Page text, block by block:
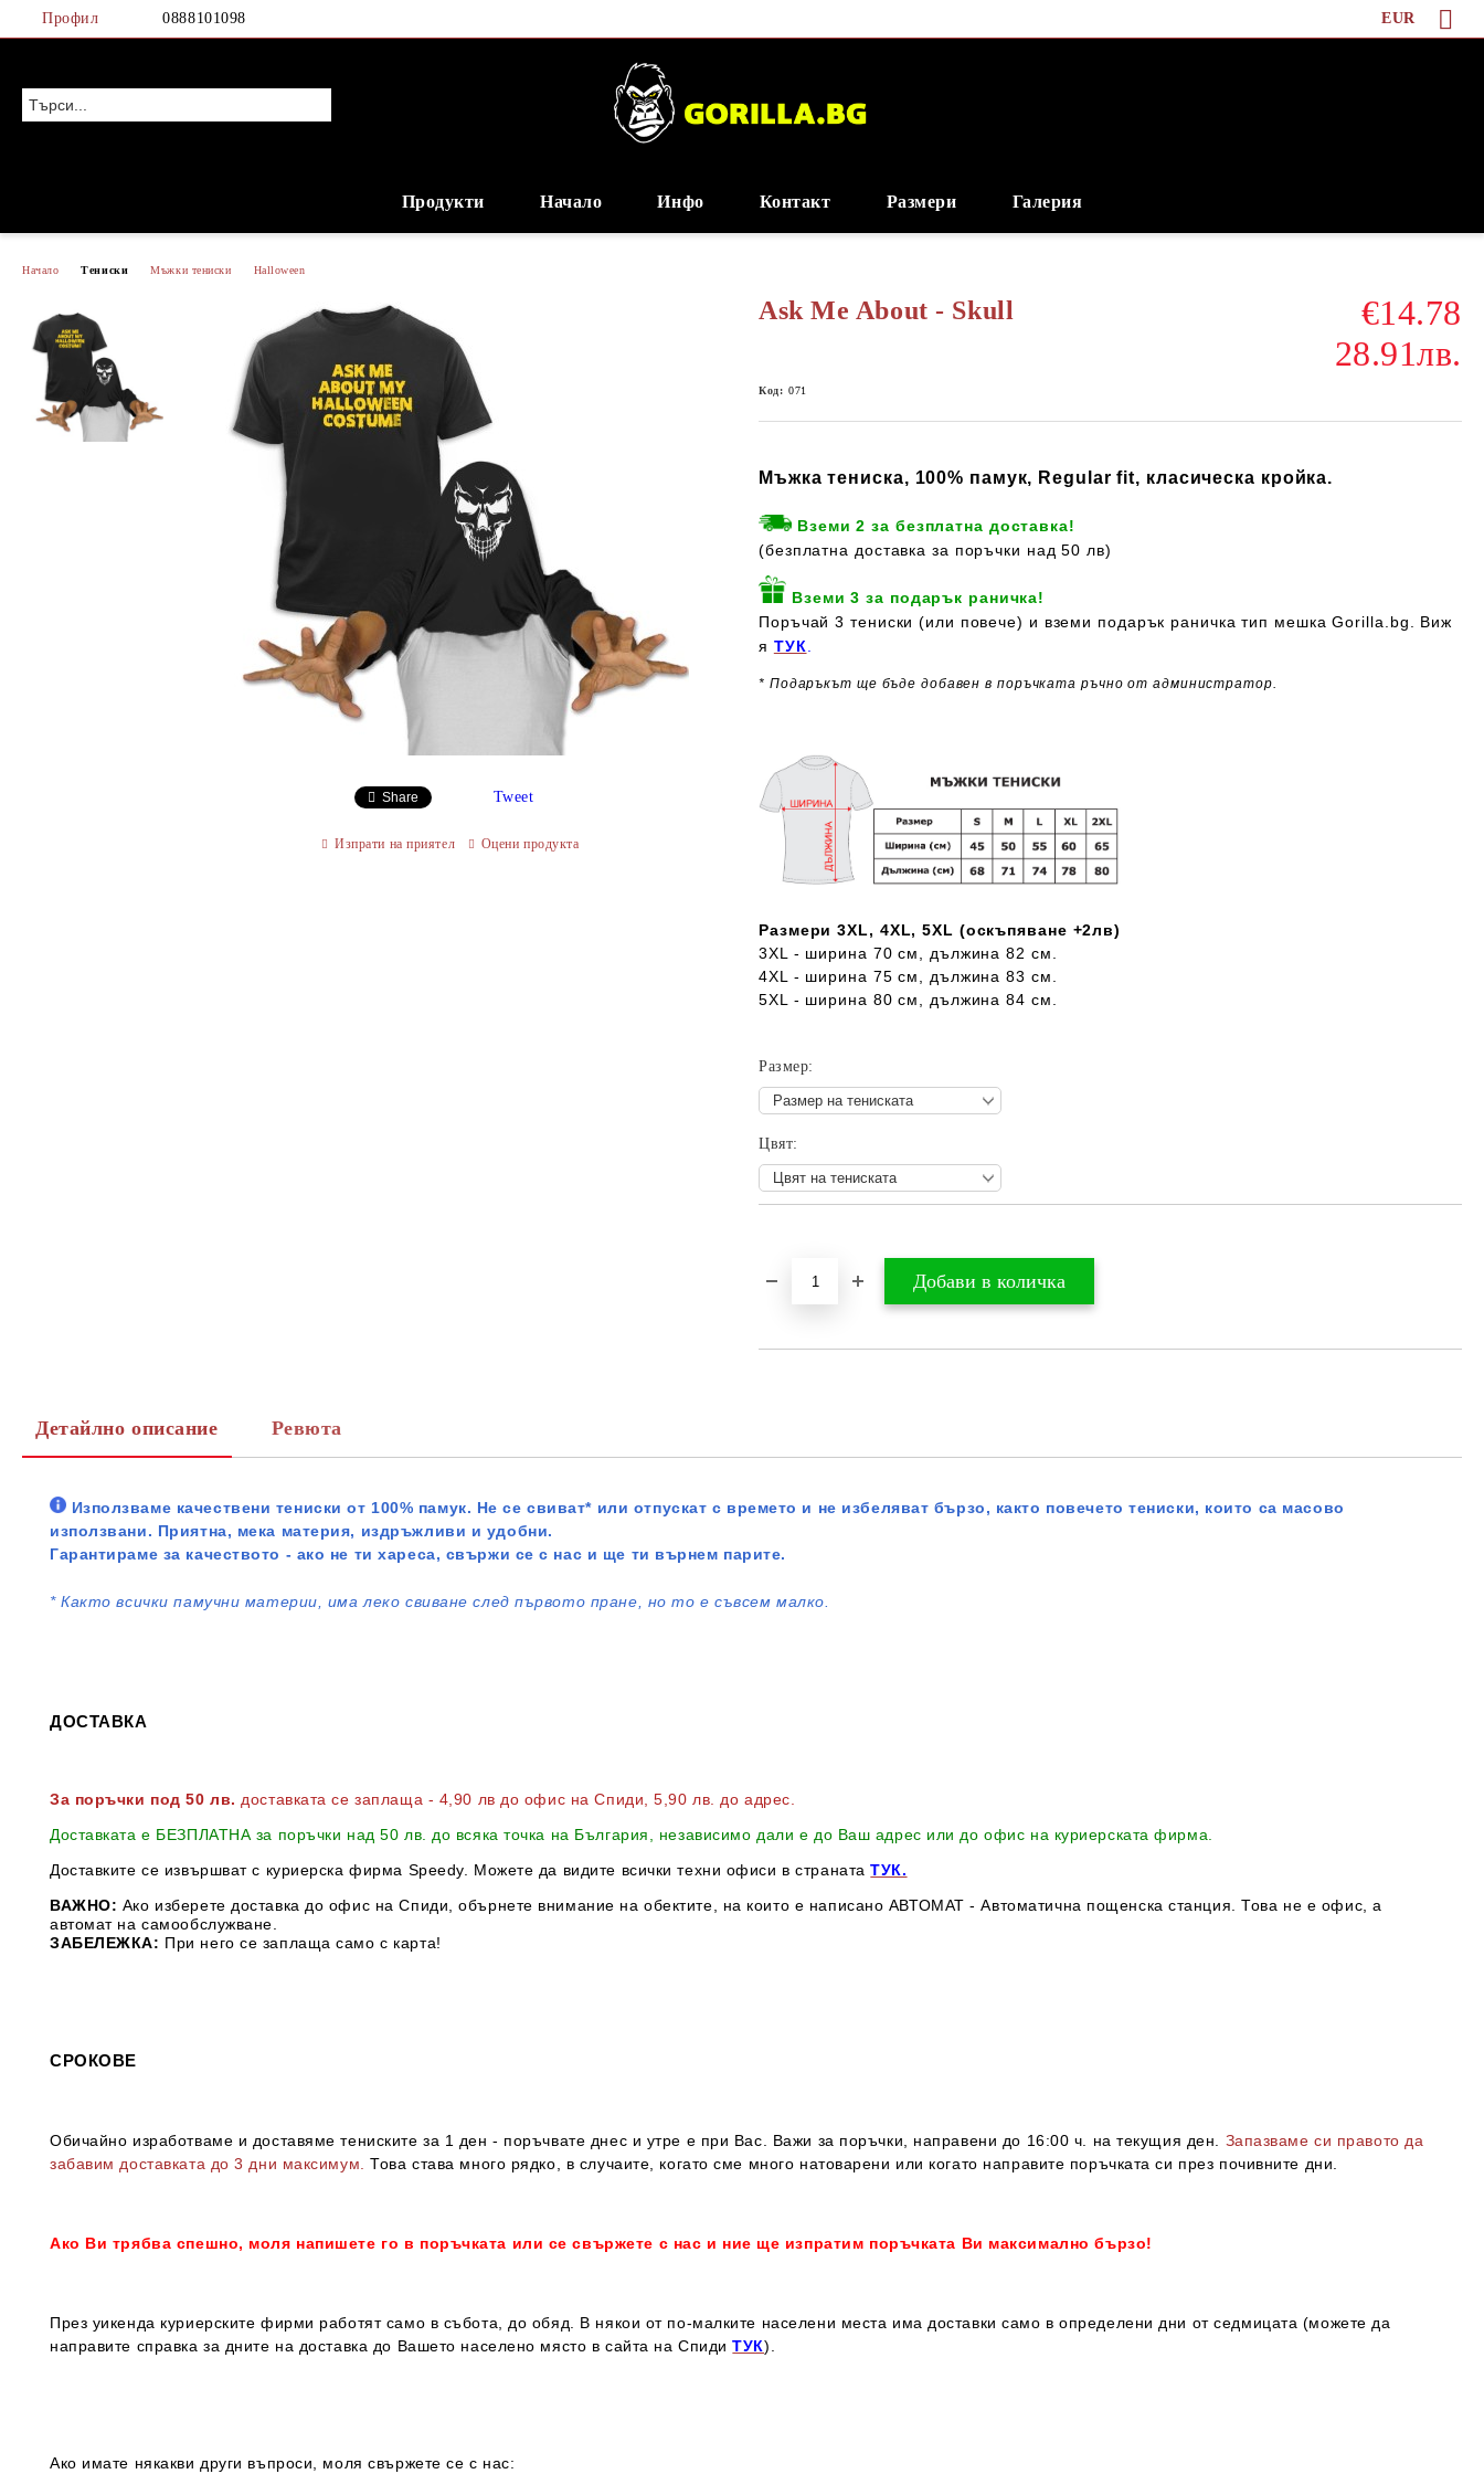
Профил 0888101098 EUR
Продукти Начало Инфо Контакт Размери Галерия
Начало Тениски Мъжки тениски Halloween
Ask Me About - Skull
€14.78
28.91лв.
Код: 071
Мъжка тениска, 100% памук, Regular fit, класическа кройка.
Вземи 2 за безплатна доставка!
(безплатна доставка за поръчки над 50 лв)
Вземи 3 за подарък раничка!
Поръчай 3 тениски (или повече) и вземи подарък раничка тип мешка Gorilla.bg. Виж
я ТУК
* Подаръкът ще бъде добавен в поръчката ръчно от администратор.
Размери 3XL, 4XL, 5XL (оскъпяване +2лв)
3XL - ширина 70 см, дължина 82 см.
4XL - ширина 75 см, дължина 83 см.
5XL - ширина 80 см, дължина 84 см.
Размер:
Цвят:
Share Tweet
Изпрати на приятел Оцени продукта
Детайлно описание Ревюта
Използваме качествени тениски от 100% памук. Не се свиват* или отпускат с времето и не избеляват бързо, както повечето тениски, които са масово
използвани. Приятна, мека материя, издръжливи и удобни.
Гарантираме за качеството - ако не ти хареса, свържи се с нас и ще ти върнем парите.
*Както всички памучни материи, има леко свиване след първото пране, но то е съвсем малко.
ДОСТАВКА
За поръчки под 50 лв. доставката се заплаща - 4,90 лв до офис на Спиди , 5,90 лв. до адрес
Доставката е БЕЗПЛАТНА за поръчки над 50 лв. до всяка точка на България, независимо дали е до Ваш адрес или до офис на куриерската фирма.
Доставките се извършват с куриерска фирма Speedy. Можете да видите всички техни офиси в страната ТУК.
ВАЖНО: Ако изберете доставка до офис на Спиди, обърнете внимание на обектите, на които е написано АВТОМАТ - Автоматична пощенска станция. Това не е офис, а
автомат на самообслужване.
ЗАБЕЛЕЖКА: При него се заплаща само с карта!
СРОКОВЕ
Обичайно изработваме и доставяме тениските за 1 ден - поръчвате днес и утре е при Вас. Важи за поръчки, направени до 16:00 ч. на текущия ден. Запазваме си правото да
забавим доставката до 3 дни максимум.
Това става много рядко, в случаите, когато сме много натоварени или когато направите поръчката си през почивните дни.
Ако Ви трябва спешно, моля напишете го в поръчката или се свържете с нас и ние ще изпратим поръчката Ви максимално бързо!
През уикенда куриерските фирми работят само в събота, до обяд. В някои от по-малките населени места има доставки само в определени дни от седмицата (можете да
направите справка за дните на доставка до Вашето населено място в сайта на СпидиТУК).
Ако имате някакви други въпроси, моля свържете се с нас: